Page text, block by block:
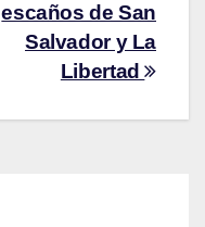
escaños de San
Salvador y La
Libertad